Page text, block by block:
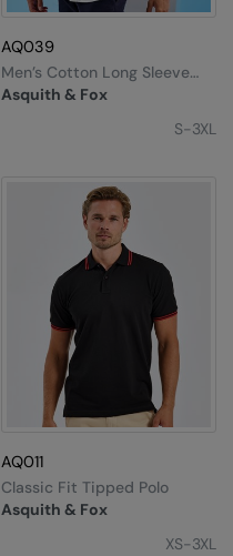
AQ039
Asquith & Fox
Men’s Cotton Long Sleeve
Oxford Shirt
S-3XL
AQ011
Asquith & Fox
Classic Fit Tipped Polo
XS-3XL